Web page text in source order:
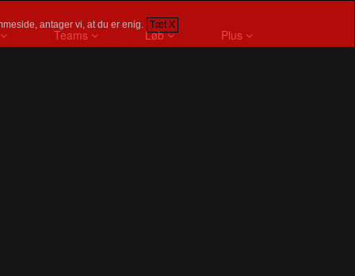
antager vi, at du er enig. Tæt X
Teams Løb Plus